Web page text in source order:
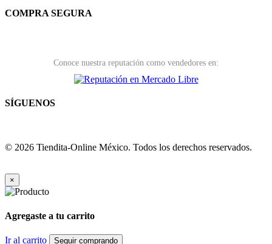
COMPRA SEGURA
Conoce nuestra reputación como vendedores en:
SÍGUENOS
© 2026 Tiendita-Online México. Todos los derechos reservados.
×
Agregaste a tu carrito
Ir al carrito Seguir comprando